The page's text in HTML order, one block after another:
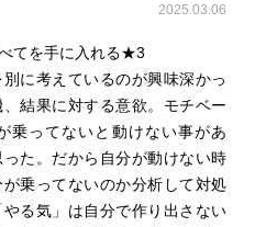
2025.03.06
てを手に入れる★3
に考えているのが興味深かっ
結果に対する意欲。モチベー
乗ってないと動けない事があ
た。だから自分が動けない時
乗ってないのか分析して対処
る気」は自分で作り出さない